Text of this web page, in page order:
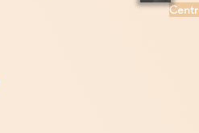
Centr